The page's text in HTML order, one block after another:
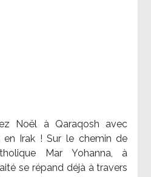
Noël à Qaraqosh avec
en Irak ! Sur le chemin de
Mar Yohanna, à
se répand déjà à travers